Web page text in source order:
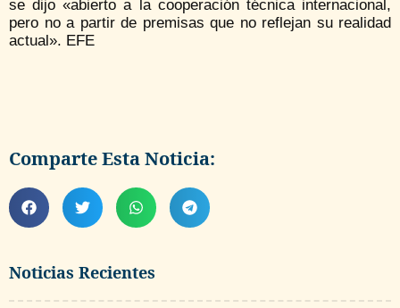
Noticias Recientes
se dijo «abierto a la cooperación técnica internacional,
pero no a partir de premisas que no reflejan su realidad
actual». EFE
Comparte Esta Noticia: